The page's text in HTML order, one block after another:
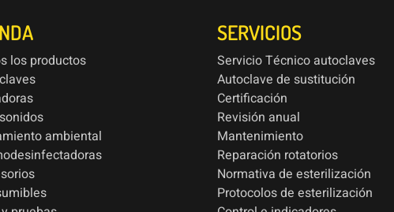
los productos
ambiental
SERVICIOS
Servicio Técnico autoclaves
Autoclave de sustitución
Certificación
Revisión anual
Mantenimiento
Reparación rotatorios
Normativa de esterilización
Protocolos de esterilización